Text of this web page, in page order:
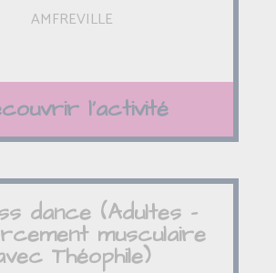
AMFREVILLE
l'activité
dance (Adultes -
musculaire
Théophile)